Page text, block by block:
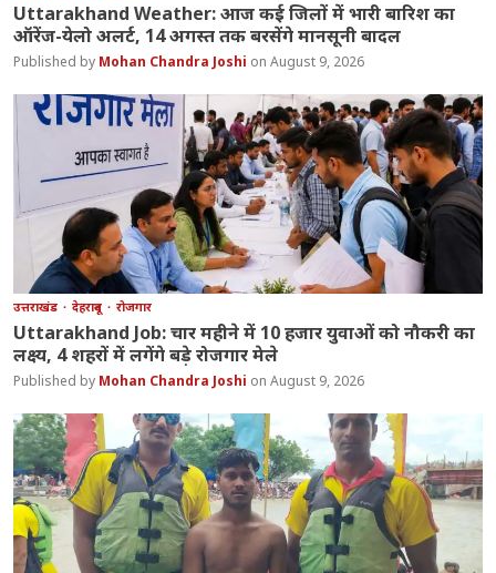
Uttarakhand Weather: आज कई जिलों में भारी बारिश का
ऑरेंज-येलो अलर्ट, 14 अगस्त तक बरसेंगे मानसूनी बादल
Mohan Chandra Joshi August 9, 2026
उत्तराखंड देहरादून रोजगार
Uttarakhand Job: चार महीने में 10 हजार युवाओं को नौकरी का
लक्ष्य, 4 शहरों में लगेंगे बड़े रोजगार मेले
Mohan Chandra Joshi August 9, 2026